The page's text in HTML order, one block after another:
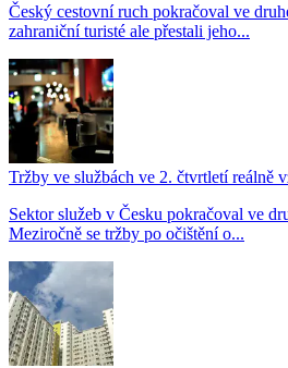
Český cestovní ruch pokračoval ve
zahraniční turisté ale přestali jeho...
Tržby ve službách ve 2. čtvrtletí reálně
Sektor služeb v Česku pokračoval ve
Meziročně se tržby po očištění o...